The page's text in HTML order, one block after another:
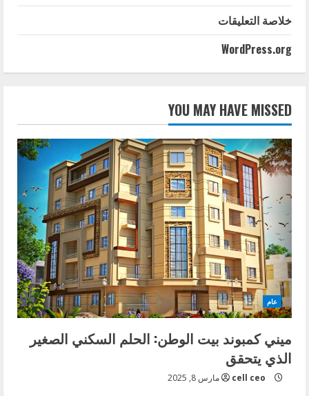
خلاصة التعليقات
WordPress.org
YOU MAY HAVE MISSED
عام
ميني كمبوند بيت الوطن: الحلم السكني الصغير
الذي يتحقق
cell ceo مارس 8, 2025